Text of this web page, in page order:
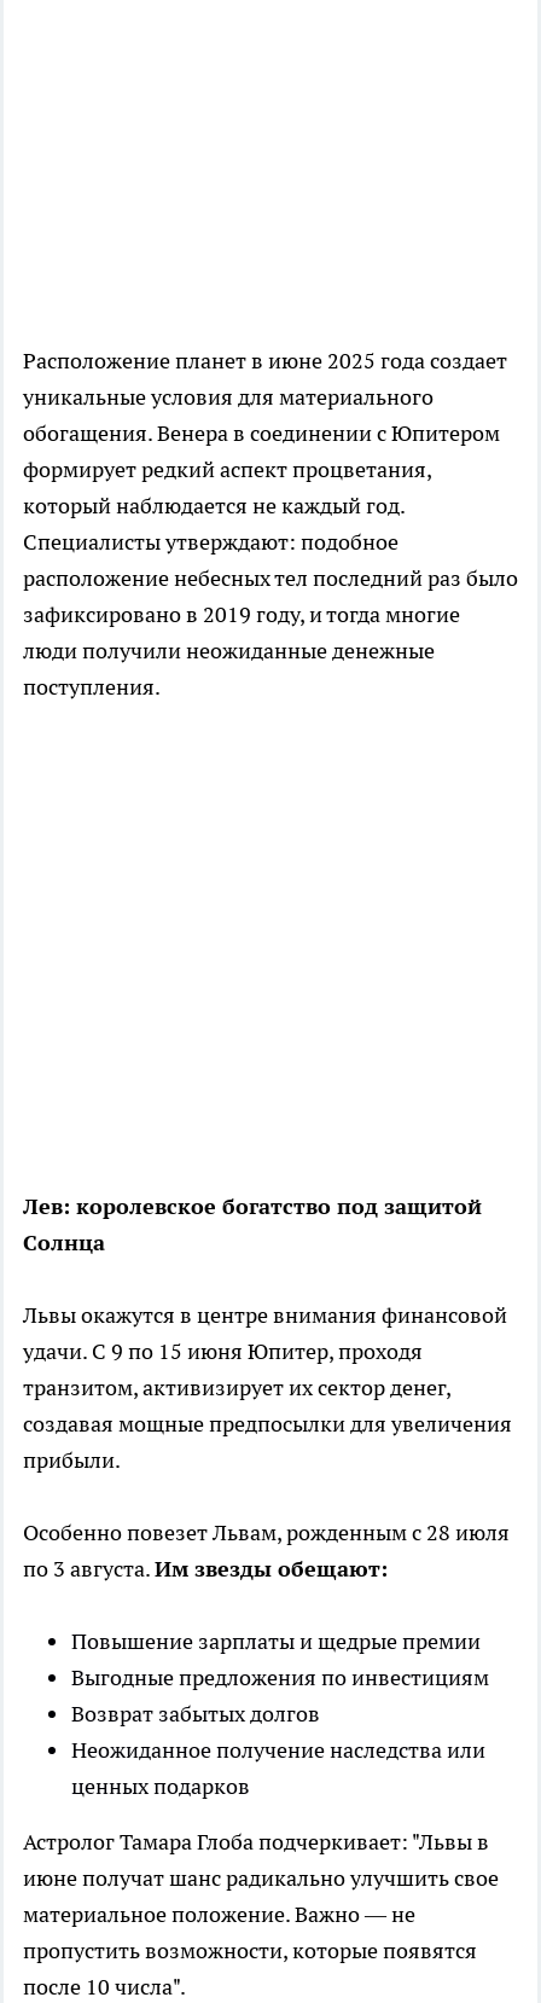
Расположение планет в июне 2025 года создает
уникальные условия для материального
обогащения. Венера в соединении с Юпитером
формирует редкий аспект процветания,
который наблюдается не каждый год.
Специалисты утверждают: подобное
расположение небесных тел последний раз было
зафиксировано в 2019 году, и тогда многие
люди получили неожиданные денежные
поступления.
Лев: королевское богатство под защитой
Солнца
Львы окажутся в центре внимания финансовой
удачи. С 9 по 15 июня Юпитер, проходя
транзитом, активизирует их сектор денег,
создавая мощные предпосылки для увеличения
прибыли.
Особенно повезет Львам, рожденным с 28 июля
по 3 августа.Им звезды обещают:
Повышение зарплаты и щедрые премии
Выгодные предложения по инвестициям
Возврат забытых долгов
Неожиданное получение наследства или
ценных подарков
Астролог Тамара Глоба подчеркивает: "Львы в
июне получат шанс радикально улучшить свое
материальное положение. Важно — не
пропустить возможности, которые появятся
после 10 числа".